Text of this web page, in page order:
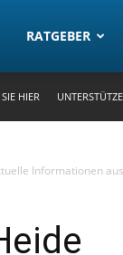
RATGEBER
HIER
Informationen